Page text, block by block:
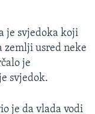
je svjedoka koji
zemlji usred neke
je
svjedok.
je da vlada vodi